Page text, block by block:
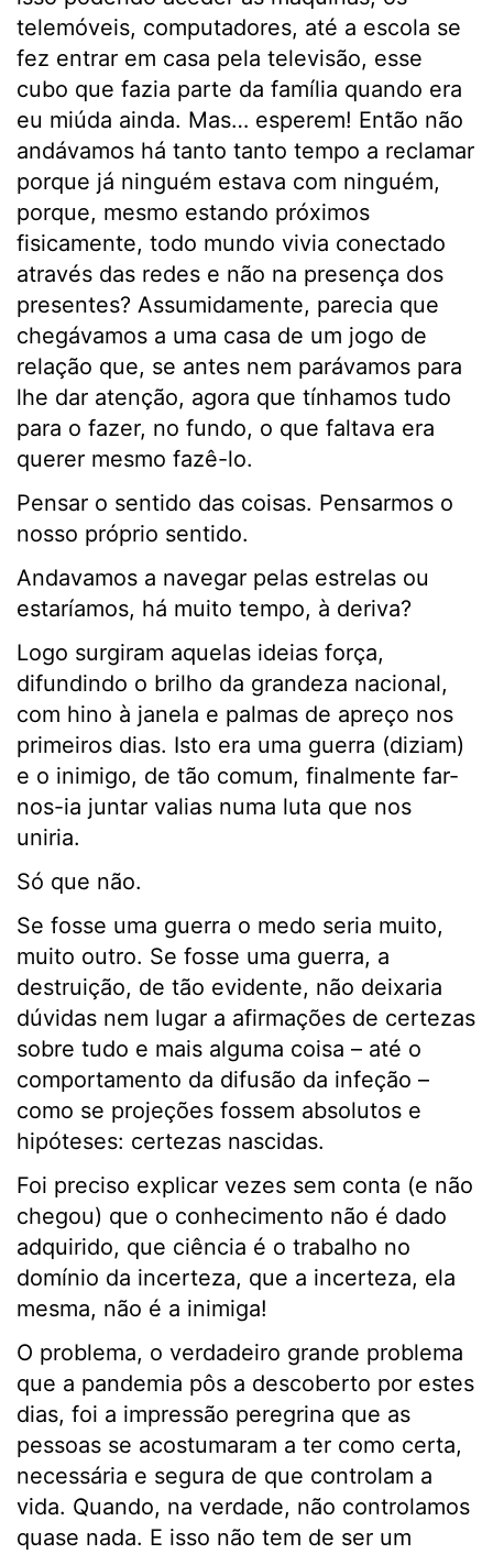
telemóveis, computadores, até a escola se
fez entrar em casa pela televisão, esse
cubo que fazia parte da família quando era
eu miúda ainda. Mas… esperem! Então não
andávamos há tanto tanto tempo a reclamar
porque já ninguém estava com ninguém,
porque, mesmo estando próximos
fisicamente, todo mundo vivia conectado
através das redes e não na presença dos
presentes? Assumidamente, parecia que
chegávamos a uma casa de um jogo de
relação que, se antes nem parávamos para
lhe dar atenção, agora que tínhamos tudo
para o fazer, no fundo, o que faltava era
querer mesmo fazê-lo.
Pensar o sentido das coisas. Pensarmos o
nosso próprio sentido.
Andavamos a navegar pelas estrelas ou
estaríamos, há muito tempo, à deriva?
Logo surgiram aquelas ideias força,
difundindo o brilho da grandeza nacional,
com hino à janela e palmas de apreço nos
primeiros dias. Isto era uma guerra (diziam)
e o inimigo, de tão comum, finalmente far-
nos-ia juntar valias numa luta que nos
uniria.
Só que não.
Se fosse uma guerra o medo seria muito,
muito outro. Se fosse uma guerra, a
destruição, de tão evidente, não deixaria
dúvidas nem lugar a afirmações de certezas
sobre tudo e mais alguma coisa – até o
comportamento da difusão da infeção –
como se projeções fossem absolutos e
hipóteses: certezas nascidas.
Foi preciso explicar vezes sem conta (e não
chegou) que o conhecimento não é dado
adquirido, que ciência é o trabalho no
domínio da incerteza, que a incerteza, ela
mesma, não é a inimiga!
O problema, o verdadeiro grande problema
que a pandemia pôs a descoberto por estes
dias, foi a impressão peregrina que as
pessoas se acostumaram a ter como certa,
necessária e segura de que controlam a
vida. Quando, na verdade, não controlamos
quase nada. E isso não tem de ser um